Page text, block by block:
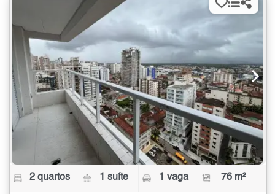
2 quartos 1 suíte 1 vaga 76 m²